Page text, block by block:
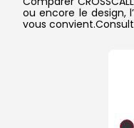
ou encore le design,
vous